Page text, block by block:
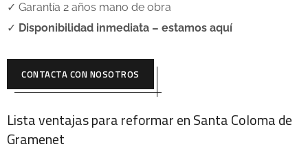
✓ Garantía 2 años mano de obra
✓ Disponibilidad inmediata – estamos aquí
CONTACTA CON NOSOTROS
Lista ventajas para reformar enSanta Coloma de
Gramenet